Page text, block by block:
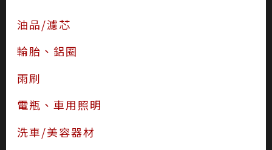
油品/濾芯
輪胎、鋁圈
雨刷
電瓶、車用照明
洗車/美容器材